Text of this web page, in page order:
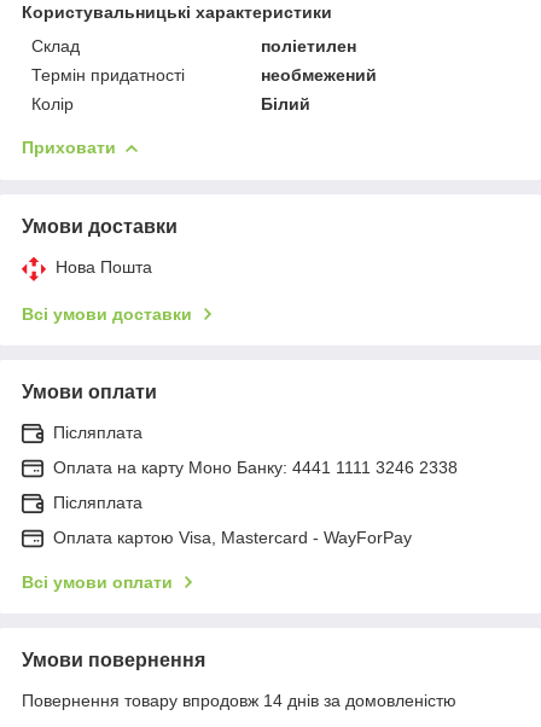
Користувальницькі характеристики
Склад
поліетилен
Термін придатності
необмежений
Колір
Білий
Приховати
Умови доставки
Нова Пошта
Всі умови доставки
Умови оплати
Післяплата
Оплата на карту Моно Банку: 4441 1111 3246 2338
Післяплата
Оплата картою Visa, Mastercard - WayForPay
Всі умови оплати
Умови повернення
Повернення товару впродовж 14 днів за домовленістю